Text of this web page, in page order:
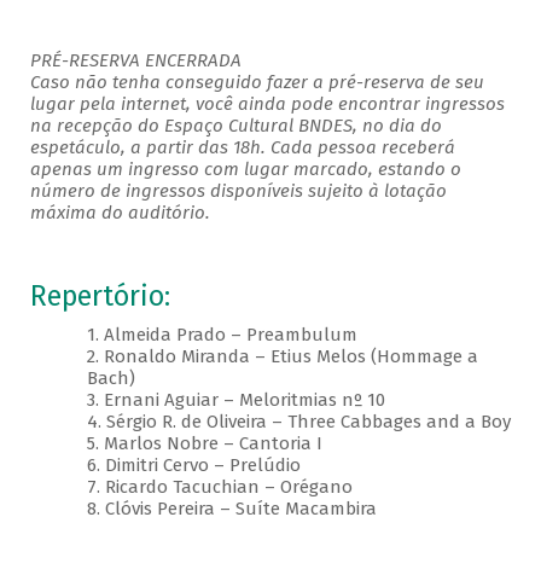
PRÉ-RESERVA ENCERRADA
Caso não tenha conseguido fazer a pré-reserva de seu
lugar pela internet, você ainda pode encontrar ingressos
na recepção do Espaço Cultural BNDES, no dia do
espetáculo, a partir das 18h. Cada pessoa receberá
apenas um ingresso com lugar marcado, estando o
número de ingressos disponíveis sujeito à lotação
máxima do auditório.
Repertório:
1. Almeida Prado – Preambulum
2. Ronaldo Miranda – Etius Melos (Hommage a
Bach)
3. Ernani Aguiar – Meloritmias nº 10
4. Sérgio R. de Oliveira – Three Cabbages and a Boy
5. Marlos Nobre – Cantoria I
6. Dimitri Cervo – Prelúdio
7. Ricardo Tacuchian – Orégano
8. Clóvis Pereira – Suíte Macambira